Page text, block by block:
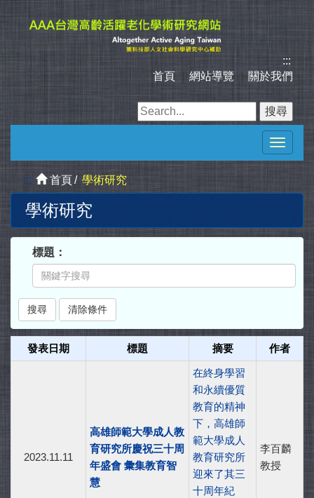
:::
首頁
網站導覽 關於我們
Toggle
:::
首頁 學術研究
學術研究
標題：
發表日期 標題 摘要 作者
2023.11.11
高雄師範大學成人教
育研究所慶祝三十周
年盛會 彙集教育智
慧
在終身學習
和永續優質
教育的精神
下，高雄師
範大學成人
教育研究所
迎來了其三
十周年紀
李百麟
教授